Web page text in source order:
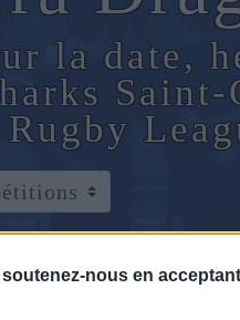
nous en
la date,